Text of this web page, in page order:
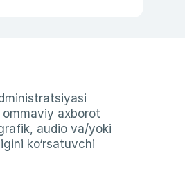
axborot
audio va/yoki
ko‘rsatuvchi